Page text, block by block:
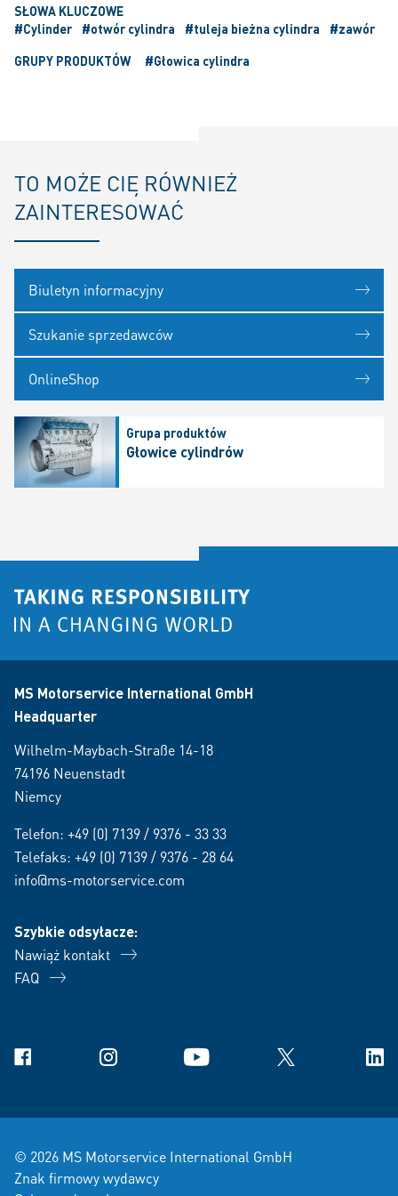
SŁOWA KLUCZOWE
#Cylinder
#otwór cylindra #tuleja bieżna cylindra
#zawór
GRUPY PRODUKTÓW
#Głowica cylindra
TO MOŻE CIĘ RÓWNIEŻ
ZAINTERESOWAĆ
Biuletyn informacyjny
Szukanie sprzedawców
OnlineShop
Grupa produktów
Głowice cylindrów
MS Motorservice International GmbH
Headquarter
Wilhelm-Maybach-Straße 14-18
74196 Neuenstadt
Niemcy
Telefon: +49 (0) 7139 / 9376 - 33 33
Telefaks: +49 (0) 7139 / 9376 - 28 64
info@ms-motorservice.com
Szybkie odsyłacze:
Nawiąż kontakt
FAQ
Facebook Instagram YouTube X
© 2026 MS Motorservice International GmbH
Znak firmowy wydawcy